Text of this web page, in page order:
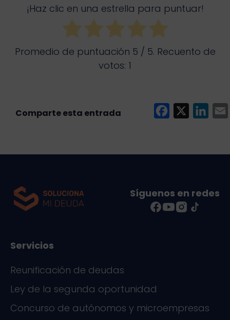
¡Haz clic en una estrella para puntuar!
Promedio de puntuación 5 / 5. Recuento de
votos: 1
e
o
k
i
Síguenos en redes
Servicios
Reunificación de deudas
Ley de la segunda oportunidad
Concurso de autónomos y microempresas